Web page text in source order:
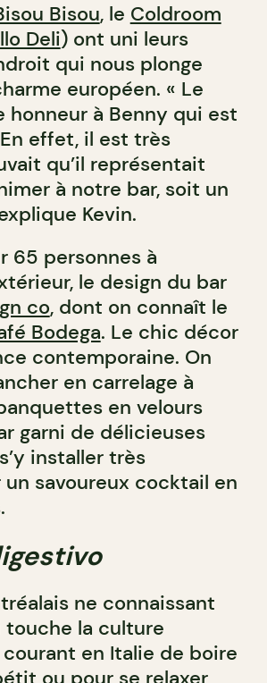
Bisou, le Coldroom
Deli) ont uni leurs
qui nous plonge
européen. « Le
à Benny qui est
effet, il est très
qu’il représentait
à notre bar, soit un
Kevin.
65 personnes à
le design du bar
co, dont on connaît le
Bodega. Le chic décor
contemporaine. On
en carrelage à
en velours
garni de délicieuses
installer très
savoureux cocktail en
ne connaissant
la culture
en Italie de boire